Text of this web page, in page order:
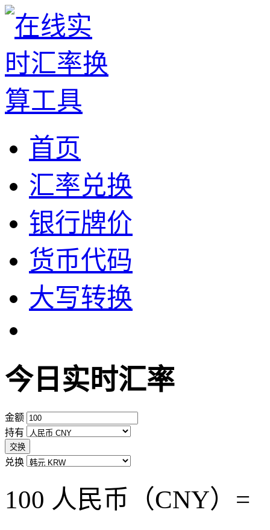
首页
汇率兑换
银行牌价
货币代码
大写转换
今日实时汇率
金额
持有
交换
兑换
100 人民币（CNY）=